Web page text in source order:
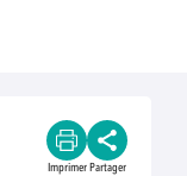
Imprimer Partager